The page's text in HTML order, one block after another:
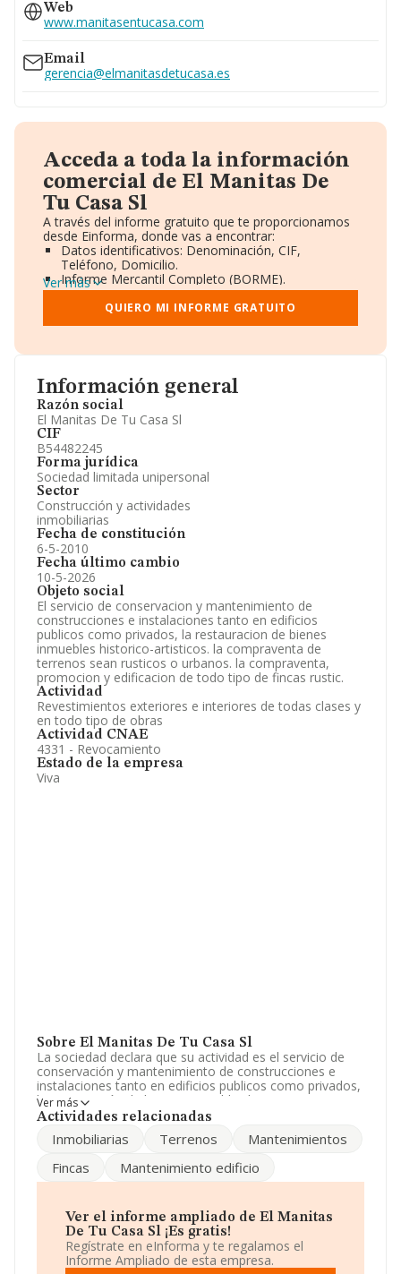
Información general
Razón social
El Manitas De Tu Casa Sl
CIF
B54482245
Forma jurídica
Sociedad limitada unipersonal
Sector
Construcción y actividades
inmobiliarias
Fecha de constitución
6-5-2010
Fecha último cambio
10-5-2026
Objeto social
El servicio de conservacion y mantenimiento de
construcciones e instalaciones tanto en edificios
publicos como privados, la restauracion de bienes
inmuebles historico-artisticos. la compraventa de
terrenos sean rusticos o urbanos. la compraventa,
promocion y edificacion de todo tipo de fincas rustic.
Actividad
Revestimientos exteriores e interiores de todas clases y
en todo tipo de obras
Actividad CNAE
4331 - Revocamiento
Estado de la empresa
Viva
Sobre El Manitas De Tu Casa Sl
La sociedad declara que su actividad es el servicio de
conservación y mantenimiento de construcciones e
instalaciones tanto en edificios publicos como privados,
la restauración de bienes inmuebles historico-artisticos.
la compraventa de terrenos sean rusticos o urbanos. la
fincas rustic. La sociedad está registrada como
La empresa no tiene actividad en mercados exteriores.
al 2023 y atendiendo a los datos disponibles en
INFORMA, el número de empleados de la compañía ha
estado por debajo de la media de sector.
Ver más
Actividades relacionadas
Inmobiliarias Terrenos
Mantenimientos
Fincas
Mantenimiento edificio
Ver el informe ampliado de El Manitas
De Tu Casa Sl ¡Es gratis!
Regístrate en eInforma y te regalamos el
Informe Ampliado de esta empresa.
Web
www.manitasentucasa.com
Email
gerencia@elmanitasdetucasa.es
Acceda a toda la información
comercial de El Manitas De
Tu Casa Sl
A través del informe gratuito que te proporcionamos
desde Einforma, donde vas a encontrar:
Datos identificativos: Denominación, CIF,
Teléfono, Domicilio.
Informe Mercantil Completo (BORME).
Gráficos de Evolución Ventas y Empleados.
Consejo de Administración y Administradores.
Directivos y Ejecutivos.
Información oficial y registral complementaria.
Ver más
QUIERO MI INFORME GRATUITO